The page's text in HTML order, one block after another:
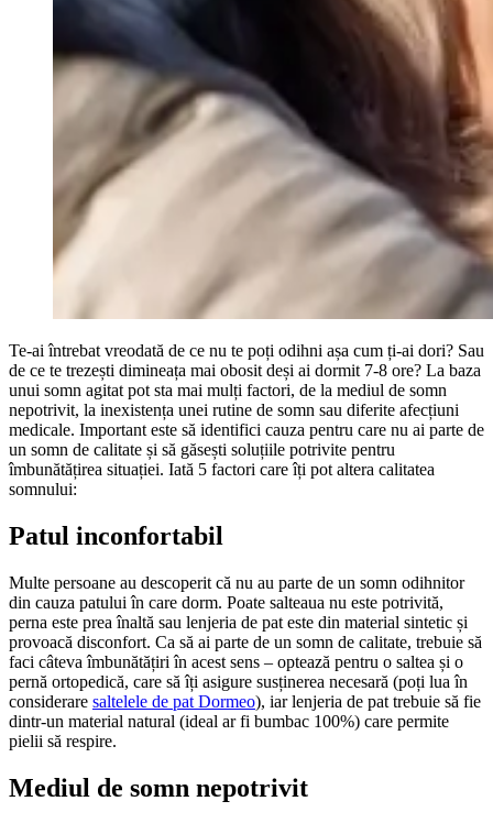
Te-ai întrebat vreodată de ce nu te poți odihni așa cum ți-ai dori? Sau
de ce te trezești dimineața mai obosit deși ai dormit 7-8 ore? La baza
unui somn agitat pot sta mai mulți factori, de la mediul de somn
nepotrivit, la inexistența unei rutine de somn sau diferite afecțiuni
medicale. Important este să identifici cauza pentru care nu ai parte de
un somn de calitate și să găsești soluțiile potrivite pentru
îmbunătățirea situației. Iată 5 factori care îți pot altera calitatea
somnului:
Patul inconfortabil
Multe persoane au descoperit că nu au parte de un somn odihnitor
din cauza patului în care dorm. Poate salteaua nu este potrivită,
perna este prea înaltă sau lenjeria de pat este din material sintetic și
provoacă disconfort. Ca să ai parte de un somn de calitate, trebuie să
faci câteva îmbunătățiri în acest sens – optează pentru o saltea și o
pernă ortopedică, care să îți asigure susținerea necesară (poți lua în
considerare saltelele de pat Dormeo), iar lenjeria de pat trebuie să fie
dintr-un material natural (ideal ar fi bumbac 100%) care permite
pielii să respire.
Mediul de somn nepotrivit